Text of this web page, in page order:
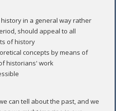
in a general way rather
should appeal to all
of history
concepts by means of
historians' work
can tell about the past, and we